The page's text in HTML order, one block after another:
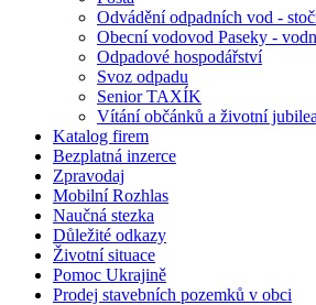
Odvádění odpadních vod -
Obecní vodovod Paseky -
Odpadové hospodářství
Svoz odpadu
Senior TAXÍK
Vítání občánků a životní jubilea
Katalog firem
Bezplatná inzerce
Zpravodaj
Mobilní Rozhlas
Naučná stezka
Důležité odkazy
Životní situace
Pomoc Ukrajině
Prodej stavebních pozemků v obci